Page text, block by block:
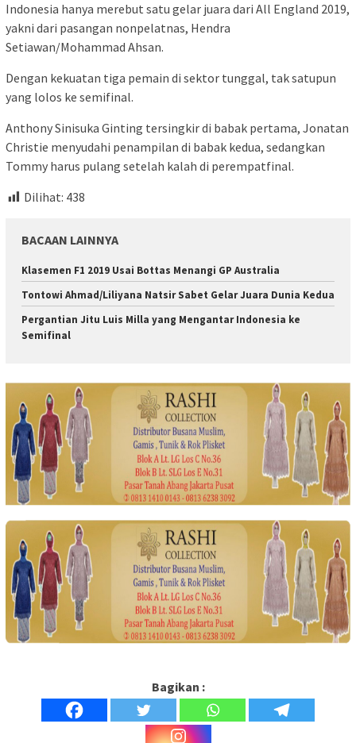
Indonesia hanya merebut satu gelar juara dari All England 2019,
yakni dari pasangan nonpelatnas, Hendra
Setiawan/Mohammad Ahsan.
Dengan kekuatan tiga pemain di sektor tunggal, tak satupun
yang lolos ke semifinal.
Anthony Sinisuka Ginting tersingkir di babak pertama, Jonatan
Christie menyudahi penampilan di babak kedua, sedangkan
Tommy harus pulang setelah kalah di perempatfinal.
Dilihat: 438
BACAAN LAINNYA
Klasemen F1 2019 Usai Bottas Menangi GP Australia
Tontowi Ahmad/Liliyana Natsir Sabet Gelar Juara Dunia Kedua
Pergantian Jitu Luis Milla yang Mengantar Indonesia ke
Semifinal
Bagikan :